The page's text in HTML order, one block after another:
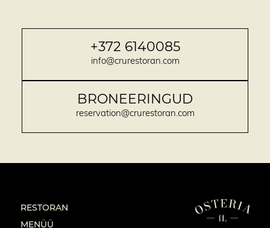
+372 6140085
info@crurestoran.com
BRONEERINGUD
reservation@crurestoran.com
RESTORAN
MENÜÜ